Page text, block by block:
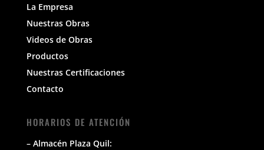
La Empresa
Nuestras Obras
Videos de Obras
Productos
Nuestras Certificaciones
Contacto
HORARIOS DE ATENCIÓN
– Almacén Plaza Quil: